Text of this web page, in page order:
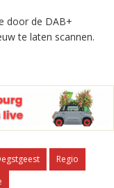
door de DAB+
te laten scannen.
Regio